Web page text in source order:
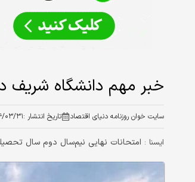
خبر مهم‌ دانشگاه شریف
سایت خوان روزنامه دنیای اقتصاد تاریخ انتشار :۱۴۰۴/۰۳/
ايسنا : امتحانات نهایی نیم‌سال دوم سال تحصیلی ۰۴-۱۴۰۳ دانشگاه شریف تا ۲۱ تیر برگزار